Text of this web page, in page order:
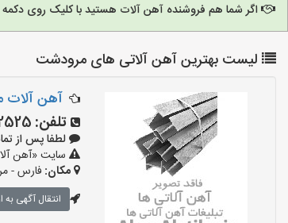
اگر شما هم فروشنده آهن آلات هستید با کلیک روی دکمه
لیست بهترین آهن آلاتی های مرودشت
آهن آلات
تلفن:
لطفا پس از تماس
سایت «آهن
مکان: فارس -
انتقال آگهی